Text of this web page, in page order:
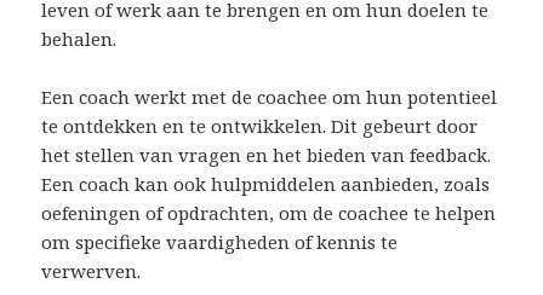
leven of werk aan te brengen en om hun doelen te
behalen.
Een coach werkt met de coachee om hun potentieel
te ontdekken en te ontwikkelen. Dit gebeurt door
het stellen van vragen en het bieden van feedback.
Een coach kan ook hulpmiddelen aanbieden, zoals
oefeningen of opdrachten, om de coachee te helpen
om specifieke vaardigheden of kennis te
verwerven.